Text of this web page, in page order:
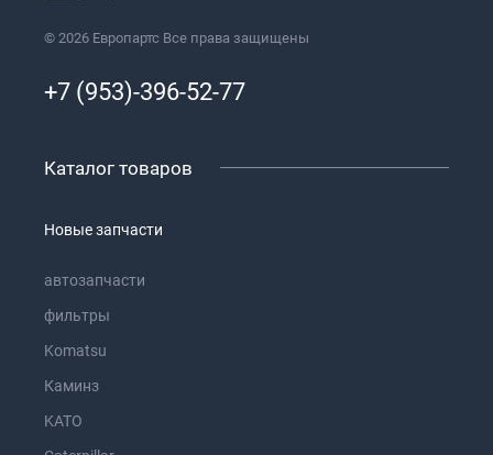
© 2026 Европартс Все права защищены
+7 (953)-396-52-77
Каталог товаров
Новые запчасти
автозапчасти
фильтры
Komatsu
Каминз
KATO